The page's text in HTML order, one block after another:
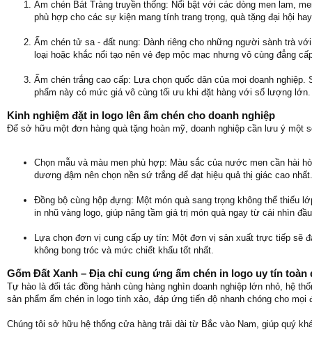
Ấm chén Bát Tràng truyền thống: Nổi bật với các dòng men lam,
phù hợp cho các sự kiện mang tính trang trọng, quà tặng đại hội
Ấm chén tử sa - đất nung: Dành riêng cho những người sành trà
loại hoặc khắc nổi tạo nên vẻ đẹp mộc mạc nhưng vô cùng đẳng
Ấm chén trắng cao cấp: Lựa chọn quốc dân của mọi doanh
phẩm này có mức giá vô cùng tối ưu khi đặt hàng với số lượng lớn.
Kinh nghiệm đặt in logo lên ấm chén cho doanh nghiệp
Để sở hữu một đơn hàng quà tặng hoàn mỹ, doanh nghiệp cần lưu ý một
Chọn mẫu và màu men phù hợp: Màu sắc của nước men cần hài
dương đậm nên chọn nền sứ trắng để đạt hiệu quả thị giác cao nhất.
Đồng bộ cùng hộp đựng: Một món quà sang trọng không thể thiếu
in nhũ vàng logo, giúp nâng tầm giá trị món quà ngay từ cái nhìn
Lựa chọn đơn vị cung cấp uy tín: Một đơn vị sản xuất trực tiếp sẽ
không bong tróc và mức chiết khấu tốt nhất.
Gốm Đất Xanh – Địa chỉ cung ứng ấm chén in logo uy tín toàn
Tự hào là đối tác đồng hành cùng hàng nghìn doanh nghiệp lớn nhỏ, hệ
sản phẩm ấm chén in logo tinh xảo, đáp ứng tiến độ nhanh chóng cho
Chúng tôi sở hữu hệ thống cửa hàng trải dài từ Bắc vào Nam, giúp quý